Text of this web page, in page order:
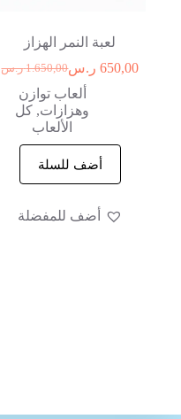
لعبة النمر الهزاز
1.650,00 ر.س 650,00 ر.س
ألعاب توازن
وهزازات, كل
الألعاب
أضف للسلة
أضف للمفضلة